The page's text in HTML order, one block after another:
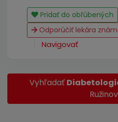
Pridať do obľúbených
Odporúčiť lekára
Navigovať
Vyhľadať